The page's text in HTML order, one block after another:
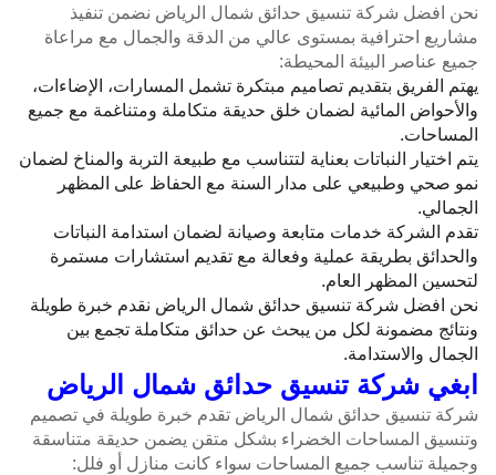
نحن افضل شركة تنسيق حدائق شمال الرياض نضمن تنفيذ
مشاريع احترافية بمستوى عالي من الدقة والجمال مع مراعاة
جميع عناصر البيئة المحيطة:
يهتم الفريق بتقديم تصاميم مبتكرة تشمل المسارات، الإضاءات،
والأحواض المائية لضمان خلق حديقة متكاملة ومتناغمة مع جميع
المساحات.
يتم اختيار النباتات بعناية لتتناسب مع طبيعة التربة والمناخ لضمان
نمو صحي وطبيعي على مدار السنة مع الحفاظ على المظهر
الجمالي.
تقدم الشركة خدمات متابعة وصيانة لضمان استدامة النباتات
والحدائق بطريقة عملية وفعالة مع تقديم استشارات مستمرة
لتحسين المظهر العام.
نحن افضل شركة تنسيق حدائق شمال الرياض نقدم خبرة طويلة
ونتائج مضمونة لكل من يبحث عن حدائق متكاملة تجمع بين
الجمال والاستدامة.
ابغي شركة تنسيق حدائق شمال الرياض
شركة تنسيق حدائق شمال الرياض تقدم خبرة طويلة في تصميم
وتنسيق المساحات الخضراء بشكل متقن يضمن حديقة متناسقة
وجميلة تناسب جميع المساحات سواء كانت منازل أو فلل: